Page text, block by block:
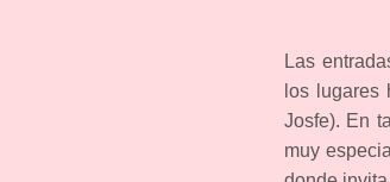
Las
los lugares
Josfe). En
muy